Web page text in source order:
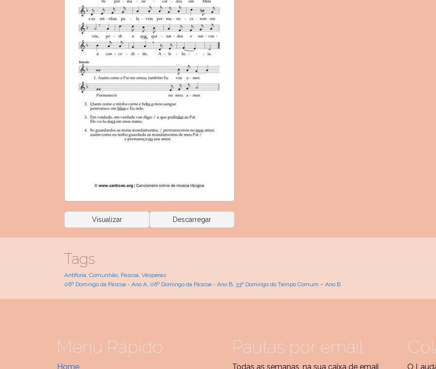
Visualizar Descarregar
Tags
Antífona, Comunhão, Páscoa, Vésperas
06º Domingo da Páscoa - Ano A, 06º Domingo da Páscoa - Ano B, 33º Domingo do Tempo Comum – Ano B
Menu Rápido
Home
Pautas por email
Todas as semanas, na sua caixa de email, O